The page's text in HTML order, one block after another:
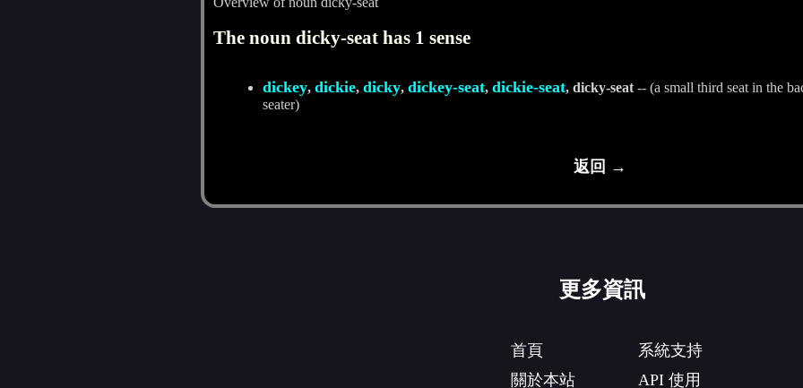
The noun dicky-seat has 1 sense
dickey, dickie, dicky, dickey-seat, dickie-seat, dicky-seat-- (a small third seat in the
seater)
返回 →
更多資訊
首頁
關於本站
系統支持
API 使用